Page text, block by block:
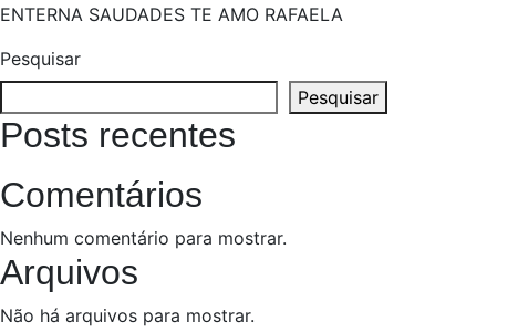
ENTERNA SAUDADES TE AMO RAFAELA
Pesquisar
Pesquisar
Posts recentes
Comentários
Nenhum comentário para mostrar.
Arquivos
Não há arquivos para mostrar.